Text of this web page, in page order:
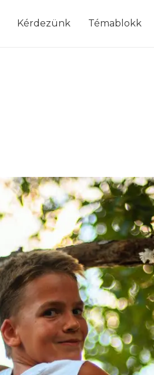
Kérdezünk Témablokk